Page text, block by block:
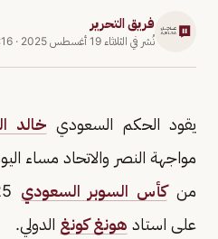
فريق التحرير
نُشر في الثلاثاء 19 أغسطس 2025 ·
يقود الحكم السعودي خالد
مواجهة النصر والاتحاد مساء
منكأس السوبر السعودي
على استاد هونغ كونغ الدولي.